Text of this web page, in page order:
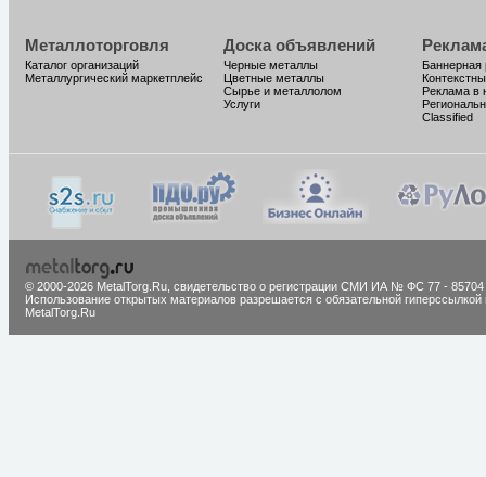
Металлоторговля
Каталог организаций
Металлургический маркетплейс
Доска объявлений
Черные металлы
Цветные металлы
Сырье и металлолом
Услуги
Баннерная
Реклама в
Classified
© 2000-2026 MetalTorg.Ru, cвидетельство о регистрации СМИ ИА № ФС 77 - 85704
Использование открытых материалов разрешается с обязательной гиперссылкой
MetalTorg.Ru